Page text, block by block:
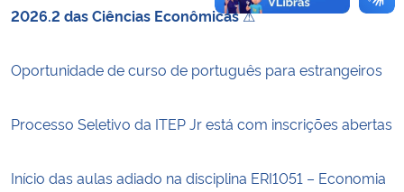
2026.2 das Ciências Econômicas⚠
Oportunidade de curso de português para estrangeiros
Processo Seletivo da ITEP Jr está com inscrições abertas
Início das aulas adiado na disciplina ERI1051 – Economia